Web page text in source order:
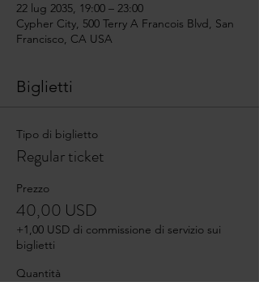
22 lug 2035, 19:00 – 23:00
Cypher City, 500 Terry A Francois Blvd, San
Francisco, CA USA
Biglietti
Tipo di biglietto
Regular ticket
Prezzo
40,00 USD
+1,00 USD di commissione di servizio sui
biglietti
Quantità